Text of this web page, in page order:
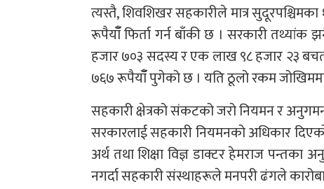
त्यस्तै, शिवशिखर सहकारीले मात्र
रूपैयाँँ फिर्ता गर्न बाँकी छ । सरकारी
हजार ७०३ सदस्य र एक लाख ९८ हजार २३
७६७ रूपैयाँँ पुगेको छ । यति ठूलो रकम
सहकारी क्षेत्रको संकटको जरो नियमन र
सरकारलाई सहकारी नियमनको अधिकार
अर्थ तथा शिक्षा विज्ञ डाक्टर हेमराज
नगर्दा सहकारी संस्थाहरूले मनपरी ढंगले